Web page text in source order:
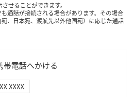
せることができます。
通話が接続される場合があります。その場合
、日本宛、渡航先以外他国宛）に応じた通話
帯電話へかける
XXXX